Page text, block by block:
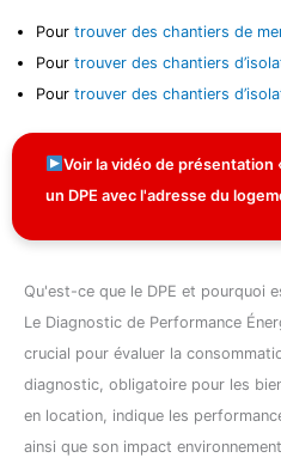
Pour trouver des chantiers de
Pour trouver des chantiers
Pour trouver des chantiers
Voir la vidéo de présentation
un DPE avec l'adresse du
Qu'est-ce que le DPE et pourquoi
Le Diagnostic de Performance
crucial pour évaluer la
diagnostic, obligatoire pour les
en location, indique les
ainsi que son impact